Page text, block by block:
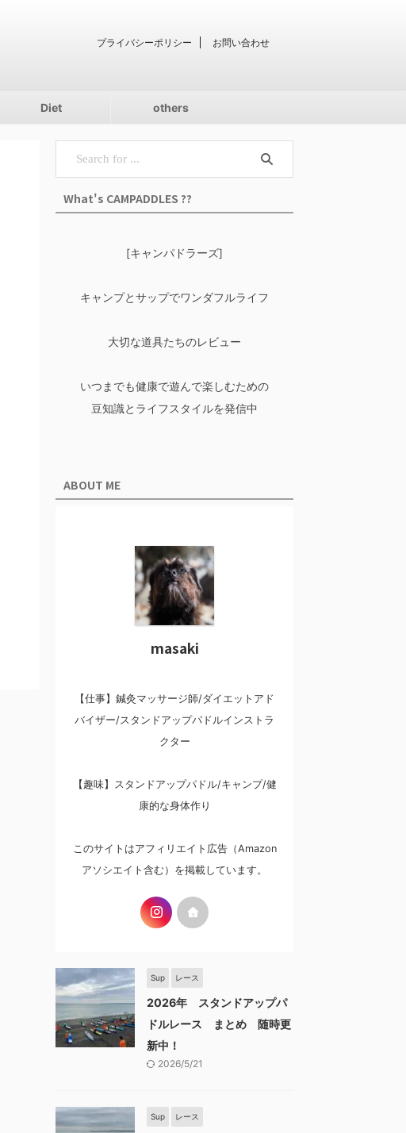
プライバシーポリシー お問い合わせ
Diet others
What's CAMPADDLES ??
[キャンパドラーズ]
キャンプとサップでワンダフルライフ
大切な道具たちのレビュー
いつまでも健康で遊んで楽しむための
豆知識とライフスタイルを発信中
ABOUT ME
masaki
【仕事】鍼灸マッサージ師/ダイエットアド
バイザー/スタンドアップパドルインストラ
クター
【趣味】スタンドアップパドル/キャンプ/健
康的な身体作り
このサイトはアフィリエイト広告（Amazon
アソシエイト含む）を掲載しています。
Sup レース
2026年 スタンドアップパ
ドルレース まとめ 随時更
新中！
2026/5/21
Sup レース